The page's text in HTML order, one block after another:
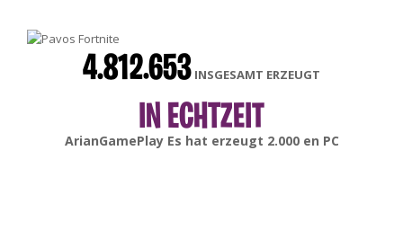
4.812.653 INSGESAMT ERZEUGT
IN ECHTZEIT
gonsabellaEs hat erzeugt6.000enAndroid